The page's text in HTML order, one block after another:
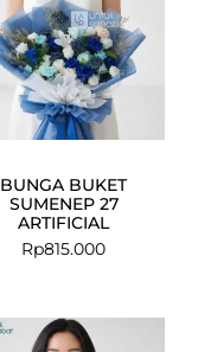
BUNGA BUKET
SUMENEP 27
ARTIFICIAL
Rp815.000